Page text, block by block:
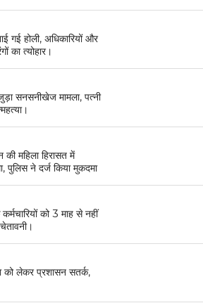
गई होली, अधिकारियों और
का त्योहार।
सनसनीखेज मामला, पत्नी
की महिला हिरासत में
पुलिस ने दर्ज किया मुकदमा
को 3 माह से नहीं
को लेकर प्रशासन सतर्क,